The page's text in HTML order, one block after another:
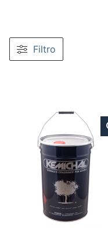
Filtro